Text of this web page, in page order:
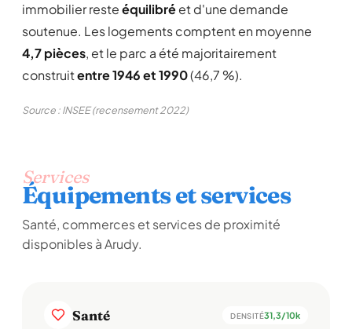
immobilier resteéquilibréet d'une demande
soutenue. Les logements comptent en moyenne
4,7 pièces, et le parc a été majoritairement
construitentre 1946 et 1990(46,7 %).
Source : INSEE (recensement 2022)
Services
Équipements et services
Santé, commerces et services de proximité
disponibles à Arudy.
Santé DENSITÉ31,3/10k